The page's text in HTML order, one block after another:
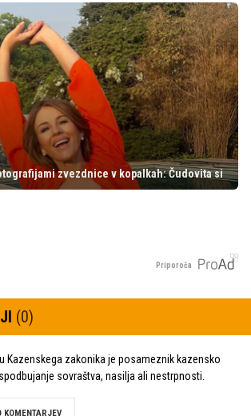
zvezdnice v kopalkah: Čudovita si
Priporoča
(0)
Kazenskega zakonika je posameznik kazensko
sovraštva, nasilja ali nestrpnosti.